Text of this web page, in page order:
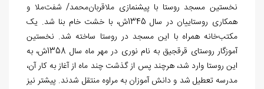
نخستین مسجد روستا با پیشنمازی ملاقربان‌محمد/ شفت‌ملا و
همکاری روستاییان در سال 1345ش، با خشت خام بنا شد. یک
مکتب‌خانه همراه با این مسجد در روستا ساخته شد. نخستین
آموزگار روستای قرقجیق به نام نوری‌ در مهر ماه سال 1358ش، به
این روستا وارد شد، هرچند پس از گذشت چند ماه از آغاز به کار آن،
مدرسه تعطیل شد و دانش آموزان به مراوه منتقل شدند. پیشتر نیز